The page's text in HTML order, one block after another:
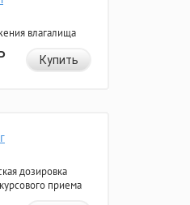
влагалища
Купить
дозировка
приема